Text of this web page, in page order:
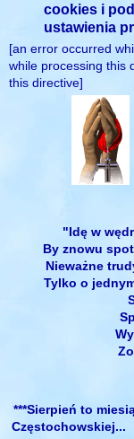
cookies i
ustawienia
[an error occurred
while processing this
this directive]
"Idę w
By znowu
Nieważne
Tylko o
***Sierpień to
Częstochowskiej...